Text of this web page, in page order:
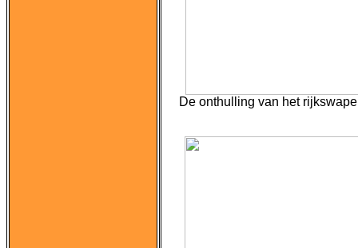
De onthulling van het